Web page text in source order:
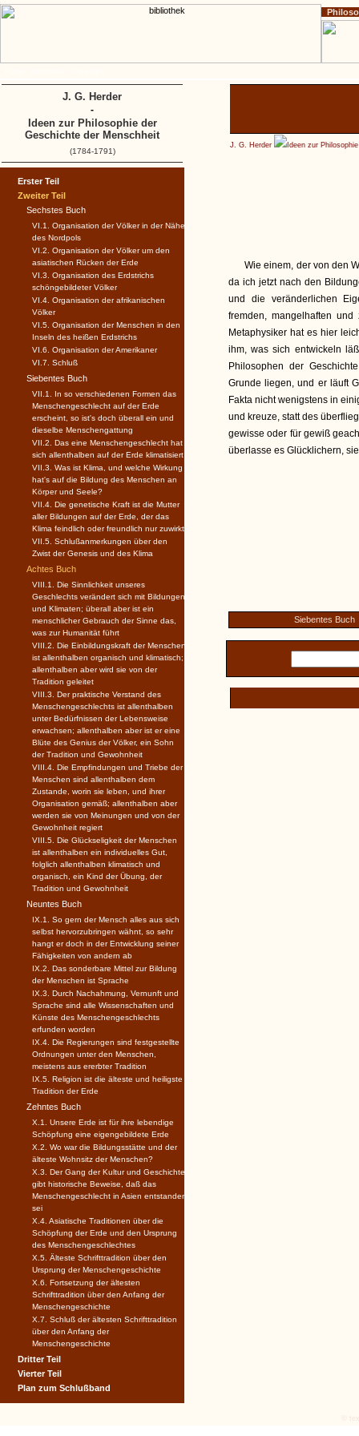
J. G. Herder Ideen zur
Wie einem, der von den
da ich jetzt nach den
und die veränderlichen
fremden, mangelhaften
Metaphysiker hat es hier
ihm, was sich entwickeln
Philosophen der
Grunde liegen, und er läuft
Fakta nicht wenigstens in
und kreuze, statt des
gewisse oder für gewiß
überlasse es Glücklichern,
Siebentes Buch
Erster Teil
Zweiter Teil
Sechstes Buch
VI.1. Organisation der Völker in der Nähe
des Nordpols
VI.2. Organisation der Völker um den
asiatischen Rücken der Erde
VI.3. Organisation des Erdstrichs
schöngebildeter Völker
VI.4. Organisation der afrikanischen
Völker
VI.5. Organisation der Menschen in den
Inseln des heißen Erdstrichs
VI.6. Organisation der Amerikaner
VI.7. Schluß
Siebentes Buch
VII.1. In so verschiedenen Formen das
Menschengeschlecht auf der Erde
erscheint, so ist's doch überall ein und
dieselbe Menschengattung
VII.2. Das eine Menschengeschlecht hat
sich allenthalben auf der Erde klimatisiert
VII.3. Was ist Klima, und welche Wirkung
hat's auf die Bildung des Menschen an
Körper und Seele?
VII.4. Die genetische Kraft ist die Mutter
aller Bildungen auf der Erde, der das
Klima feindlich oder freundlich nur zuwirkt
VII.5. Schlußanmerkungen über den
Zwist der Genesis und des Klima
Achtes Buch
VIII.1. Die Sinnlichkeit unseres
Geschlechts verändert sich mit Bildungen
und Klimaten; überall aber ist ein
menschlicher Gebrauch der Sinne das,
was zur Humanität führt
VIII.2. Die Einbildungskraft der Menschen
ist allenthalben organisch und klimatisch;
allenthalben aber wird sie von der
Tradition geleitet
VIII.3. Der praktische Verstand des
Menschengeschlechts ist allenthalben
unter Bedürfnissen der Lebensweise
erwachsen; allenthalben aber ist er eine
Blüte des Genius der Völker, ein Sohn
der Tradition und Gewohnheit
VIII.4. Die Empfindungen und Triebe der
Menschen sind allenthalben dem
Zustande, worin sie leben, und ihrer
Organisation gemäß; allenthalben aber
werden sie von Meinungen und von der
Gewohnheit regiert
VIII.5. Die Glückseligkeit der Menschen
ist allenthalben ein individuelles Gut,
folglich allenthalben klimatisch und
organisch, ein Kind der Übung, der
Tradition und Gewohnheit
Neuntes Buch
IX.1. So gern der Mensch alles aus sich
selbst hervorzubringen wähnt, so sehr
hangt er doch in der Entwicklung seiner
Fähigkeiten von andern ab
IX.2. Das sonderbare Mittel zur Bildung
der Menschen ist Sprache
IX.3. Durch Nachahmung, Vernunft und
Sprache sind alle Wissenschaften und
Künste des Menschengeschlechts
erfunden worden
IX.4. Die Regierungen sind festgestellte
Ordnungen unter den Menschen,
meistens aus ererbter Tradition
IX.5. Religion ist die älteste und heiligste
Tradition der Erde
Zehntes Buch
X.1. Unsere Erde ist für ihre lebendige
Schöpfung eine eigengebildete Erde
X.2. Wo war die Bildungsstätte und der
älteste Wohnsitz der Menschen?
X.3. Der Gang der Kultur und Geschichte
gibt historische Beweise, daß das
Menschengeschlecht in Asien entstanden
sei
X.4. Asiatische Traditionen über die
Schöpfung der Erde und den Ursprung
des Menschengeschlechtes
X.5. Älteste Schrifttradition über den
Ursprung der Menschengeschichte
X.6. Fortsetzung der ältesten
Schrifttradition über den Anfang der
Menschengeschichte
X.7. Schluß der ältesten Schrifttradition
über den Anfang der
Menschengeschichte
Dritter Teil
Vierter Teil
Plan zum Schlußband
J. G. Herder
-
Ideen zur Philosophie der
Geschichte der Menschheit
(1784-1791)